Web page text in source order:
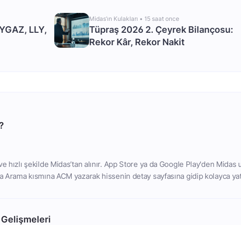
LLY,
Midas’ın Kulakları • 15 saat once
Tüpraş 2026 2. Çeyrek Bilançosu:
Rekor Kâr, Rekor Nakit
hızlı şekilde Midas’tan alınır. App Store ya da Google Play'den
Arama kısmına ACM yazarak hissenin detay sayfasına gidip kolayca
Gelişmeleri